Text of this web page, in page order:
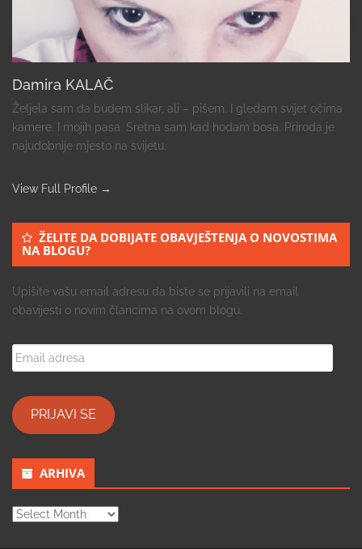
Damira KALAČ
Željela sam da budem slikar, ali – pišem. I gledam svijet očima
kamere. I mojih pasa. Sretna sam kad hodam bosa. Priroda je
najudobnije mjesto na svijetu.
View Full Profile →
ŽELITE DA DOBIJATE OBAVJEŠTENJA O NOVOSTIMA
NA BLOGU?
Upišite vašu email adresu da biste se prijavili na email
obavijesti o novim člancima na ovom blogu.
Email
adresa
PRIJAVI SE
ARHIVA
ARHIVA